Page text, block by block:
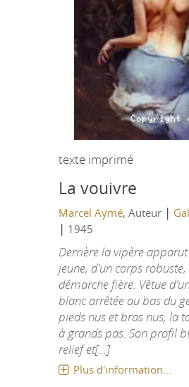
texte imprimé
La vouivre
Marcel Aymé, Auteur |
| 1945
Derrière la vipère
jeune, d'un corps
démarche fière. Vêtue
blanc arrêtée au bas du
pieds nus et bras nus, la
à grands pas. Son profil
relief et[...]
Plus d'information...